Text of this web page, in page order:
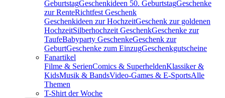
GeburtstagGeschenkideen 50. GeburtstagGeschenke
zur RenteRichtfest Geschenk
Geschenkideen zur HochzeitGeschenk zur goldenen
HochzeitSilberhochzeit GeschenkGeschenke zur
TaufeBabyparty GeschenkeGeschenk zur
GeburtGeschenke zum EinzugGeschenkgutscheine
Fanartikel
Filme & SerienComics & SuperheldenKlassiker &
KidsMusik & BandsVideo-Games & E-SportsAlle
Themen
T-Shirt der Woche